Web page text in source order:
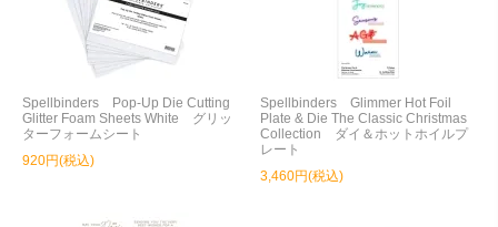
Spellbinders Pop-Up Die Cutting
Glitter Foam Sheets White グリッ
ターフォームシート
920円(税込)
Spellbinders Glimmer Hot Foil
Plate & Die The Classic Christmas
Collection ダイ＆ホットホイルプ
レート
3,460円(税込)